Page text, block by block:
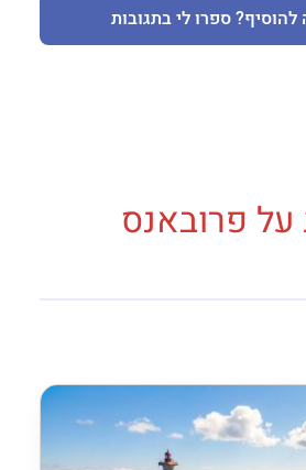
ספרו לי בתגובות
על פרובאנס